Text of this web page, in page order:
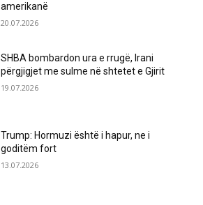
amerikanë
20.07.2026
SHBA bombardon ura e rrugë, Irani
përgjigjet me sulme në shtetet e Gjirit
19.07.2026
Trump: Hormuzi është i hapur, ne i
goditëm fort
13.07.2026